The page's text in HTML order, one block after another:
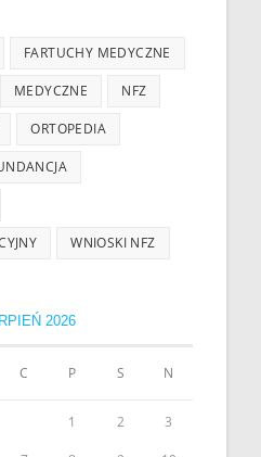
FARTUCHY MEDYCZNE
MEDYCZNE NFZ
ORTOPEDIA
WNIOSKI NFZ
2026
C P S N
1 2 3